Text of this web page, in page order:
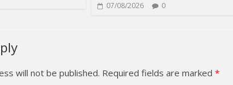
07/08/2026 0
will not be published. Required fields are marked *